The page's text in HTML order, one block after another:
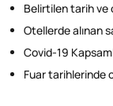
Belirtilen tarih ve
Otellerde alınan
Covid-19
Fuar tarihlerinde